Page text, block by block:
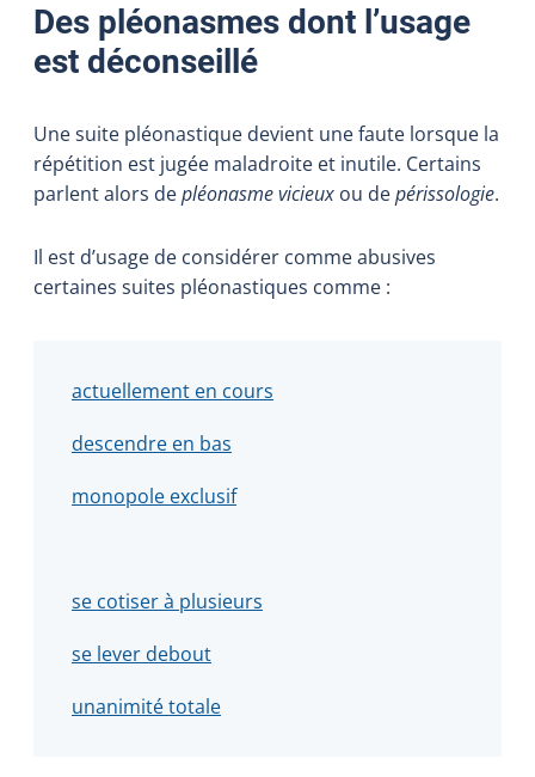
Des pléonasmes dont l’usage
est déconseillé
Une suite pléonastique devient une faute lorsque la
répétition est jugée maladroite et inutile. Certains
parlent alors depléonasme vicieux ou depérissologie.
Il est d’usage de considérer comme abusives
certaines suites pléonastiques comme :
actuellement en cours
descendre en bas
monopole exclusif
se cotiser à plusieurs
se lever debout
unanimité totale